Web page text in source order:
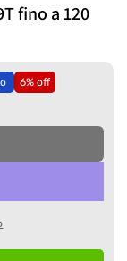
fino a 120
6% off